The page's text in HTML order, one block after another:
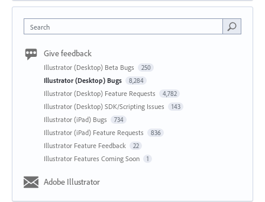
Search
Give feedback
Illustrator (Desktop) Beta Bugs 250
Illustrator (Desktop) Bugs 8,284
Illustrator (Desktop) Feature Requests 4,782
Illustrator (Desktop) SDK/Scripting Issues 143
Illustrator (iPad) Bugs 734
Illustrator (iPad) Feature Requests 836
Illustrator Feature Feedback 22
Illustrator Features Coming Soon 1
Adobe Illustrator